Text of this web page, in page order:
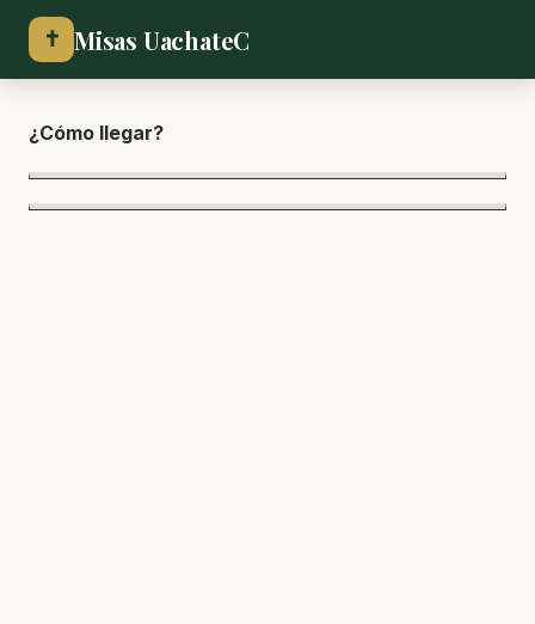
✝ Misas UachateC
¿Cómo llegar?